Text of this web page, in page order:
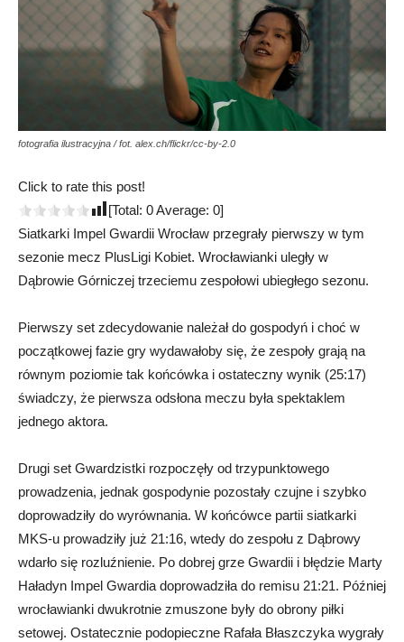
fotografia ilustracyjna / fot. alex.ch/flickr/cc-by-2.0
Click to rate this post!
[Total: 0Average: 0]
Siatkarki Impel Gwardii Wrocław przegrały pierwszy w tym
sezonie mecz PlusLigi Kobiet. Wrocławianki uległy w
Dąbrowie Górniczej trzeciemu zespołowi ubiegłego sezonu.
Pierwszy set zdecydowanie należał do gospodyń i choć w
początkowej fazie gry wydawałoby się, że zespoły grają na
równym poziomie tak końcówka i ostateczny wynik (25:17)
świadczy, że pierwsza odsłona meczu była spektaklem
jednego aktora.
Drugi set Gwardzistki rozpoczęły od trzypunktowego
prowadzenia, jednak gospodynie pozostały czujne i szybko
doprowadziły do wyrównania. W końcówce partii siatkarki
MKS-u prowadziły już 21:16, wtedy do zespołu z Dąbrowy
wdarło się rozluźnienie. Po dobrej grze Gwardii i błędzie Marty
Haładyn Impel Gwardia doprowadziła do remisu 21:21. Później
wrocławianki dwukrotnie zmuszone były do obrony piłki
setowej. Ostatecznie podopieczne Rafała Błaszczyka wygrały